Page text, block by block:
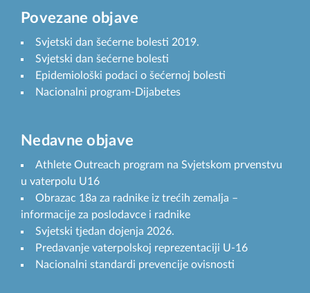
Povezane objave
Svjetski dan šećerne bolesti 2019.
Svjetski dan šećerne bolesti
Epidemiološki podaci o šećernoj bolesti
Nacionalni program-Dijabetes
Nedavne objave
Athlete Outreach program na Svjetskom prvenstvu
u vaterpolu U16
Obrazac 18a za radnike iz trećih zemalja –
informacije za poslodavce i radnike
Svjetski tjedan dojenja 2026.
Predavanje vaterpolskoj reprezentaciji U-16
Nacionalni standardi prevencije ovisnosti